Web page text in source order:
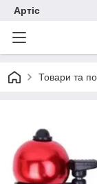
Артіс
Товари та